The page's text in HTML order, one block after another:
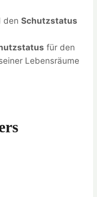
den Schutzstatus
für den
Lebensräume